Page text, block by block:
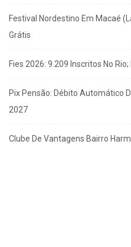
Festival Nordestino Em Macaé
Grátis
Fies 2026: 9.209 Inscritos No
Pix Pensão: Débito Automático
2027
Clube De Vantagens Bairro